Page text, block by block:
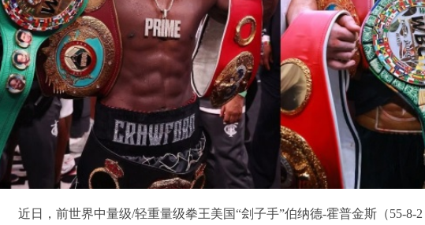
近日，前世界中量级/轻重量级拳王美国“刽子手”伯纳德-霍普金斯（55-8-2